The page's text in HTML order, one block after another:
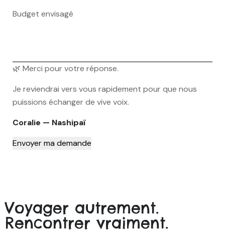
Budget envisagé
🌿 Merci pour votre réponse.
Je reviendrai vers vous rapidement pour que nous
puissions échanger de vive voix.
Coralie — Nashipaï
Voyager autrement.
Rencontrer vraiment.